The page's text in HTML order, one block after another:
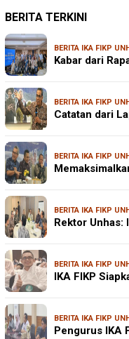
BERITA TERKINI
BERITA IKA FIKP
Kabar dari
BERITA IKA FIKP
Catatan dari
BERITA IKA FIKP
BERITA IKA FIKP
Rektor Unhas:
BERITA IKA FIKP
IKA FIKP
BERITA IKA FIKP
Pengurus IKA